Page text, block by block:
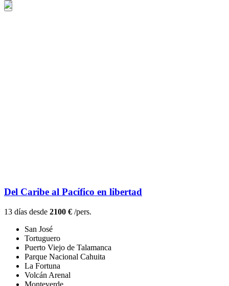
Del Caribe al Pacífico en libertad
13 días desde 2100 € /pers.
San José
Tortuguero
Puerto Viejo de Talamanca
Parque Nacional Cahuita
La Fortuna
Volcán Arenal
Monteverde